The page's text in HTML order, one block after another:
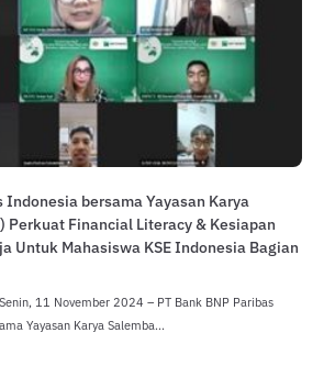
Indonesia bersama Yayasan Karya
Perkuat Financial Literacy & Kesiapan
Untuk Mahasiswa KSE Indonesia Bagian
11 November 2024 – PT Bank BNP Paribas
Yayasan Karya Salemba...